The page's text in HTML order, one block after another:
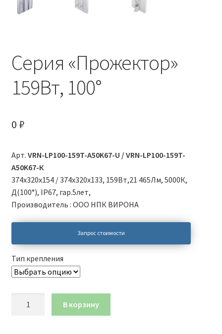
Корзина
Новости
О компании
Правила и условия
Условия доставки
Серия «Прожектор»
159Вт, 100°
0 ₽
Арт. VRN-LP100-159T-A50K67-U / VRN-LP100-159T-
A50K67-К
374x320x154 / 374х320х133, 159Вт,21 465Лм, 5000К,
Д(100°), IP67, гар.5лет,
Производитель : ООО НПК ВИРОНА
Запрос стоимости
Тип крепления
В корзину